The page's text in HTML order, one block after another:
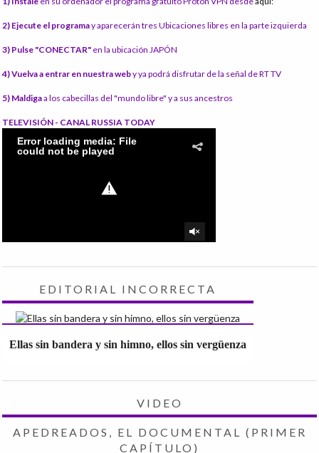
2) Ejecute el programay aparecerán tres Ubicaciones libres en la parte izquierda
3) Pulse "CONECTAR" en la ubicación JAPÓN
4) Vuelva a entrar en nuestra weby ya podrá disfrutar de la señal de RT TV
5) Maldigaa los cabecillas del "mundo libre" y a sus ancestros
TELEVISIÓN - CANAL RUSSIA TODAY
EDITORIAL INCORRECTA
Ellas sin bandera y sin himno, ellos sin vergüenza
VIDEO
APEDREADOS, EL DOCUMENTAL (PRIMER
CAPÍTULO)